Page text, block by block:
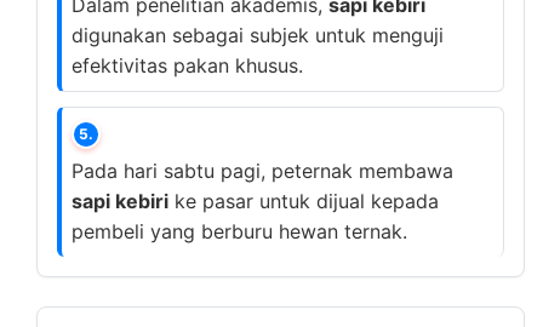
Dalam penelitian akademis, sapi kebiri
digunakan sebagai subjek untuk menguji
efektivitas pakan khusus.
5.
Pada hari sabtu pagi, peternak membawa
sapi kebiri ke pasar untuk dijual kepada
pembeli yang berburu hewan ternak.